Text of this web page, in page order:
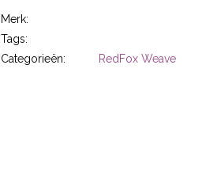
Merk:
Tags:
Categorieën:
RedFox Weave